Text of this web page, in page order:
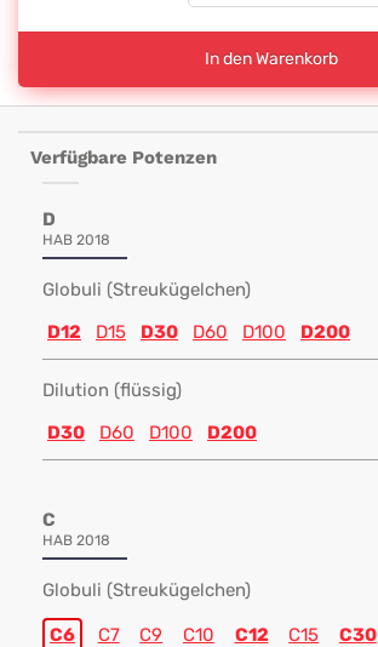
In den Warenkorb
Verfügbare Potenzen
D
HAB 2018
Globuli (Streukügelchen)
D12
D15 D30 D60 D100 D200
Dilution (flüssig)
D30
D60 D100 D200
C
HAB 2018
Globuli (Streukügelchen)
C6 C7 C9 C10 C12 C15 C30